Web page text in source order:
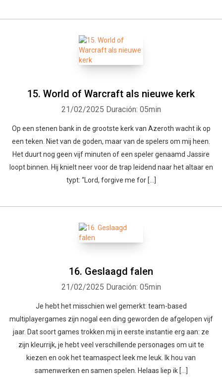
15. World of Warcraft als nieuwe kerk
21/02/2025 Duración: 05min
Op een stenen bank in de grootste kerk van Azeroth wacht ik op
een teken. Niet van de goden, maar van de spelers om mij heen.
Het duurt nog geen vijf minuten of een speler genaamd Jassire
loopt binnen. Hij knielt neer voor de trap leidend naar het altaar en
typt: “Lord, forgive me for […]
16. Geslaagd falen
21/02/2025 Duración: 05min
Je hebt het misschien wel gemerkt: team-based
multiplayergames zijn nogal een ding geworden de afgelopen vijf
jaar. Dat soort games trokken mij in eerste instantie erg aan: ze
zijn kleurrijk, je hebt veel verschillende personages om uit te
kiezen en ook het teamaspect leek me leuk. Ik hou van
samenwerken en samen spelen. Helaas liep ik […]